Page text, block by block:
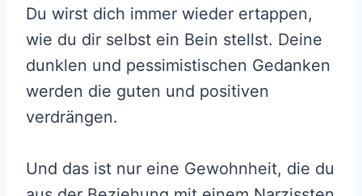
Du wirst dich immer wieder ertappen,
wie du dir selbst ein Bein stellst. Deine
dunklen und pessimistischen Gedanken
werden die guten und positiven
verdrängen.
Und das ist nur eine Gewohnheit, die du